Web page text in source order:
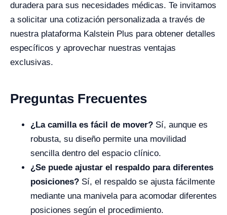
duradera para sus necesidades médicas. Te invitamos
a solicitar una cotización personalizada a través de
nuestra plataforma Kalstein Plus para obtener detalles
específicos y aprovechar nuestras ventajas
exclusivas.
Preguntas Frecuentes
¿La camilla es fácil de mover? Sí, aunque es
robusta, su diseño permite una movilidad
sencilla dentro del espacio clínico.
¿Se puede ajustar el respaldo para diferentes
posiciones? Sí, el respaldo se ajusta fácilmente
mediante una manivela para acomodar diferentes
posiciones según el procedimiento.